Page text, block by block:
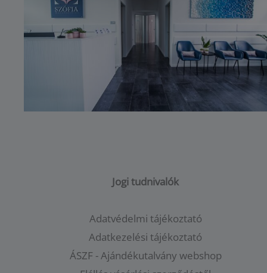
Jogi tudnivalók
Adatvédelmi tájékoztató
Adatkezelési tájékoztató
ÁSZF - Ajándékutalvány webshop